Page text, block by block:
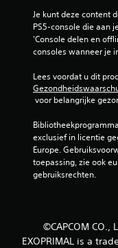
Je kunt deze content
PS5-console die aan
'Console delen en
consoles wanneer je
Lees voordat u dit
voor belangrijke
exclusief in licentie
Europe.
toepassing, zie ook
gebruiksrechten.
©CAPCOM CO.,
EXOPRIMAL is a